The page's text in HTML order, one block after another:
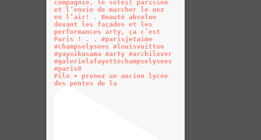
Pilo • prenez un ancien lycée
des pentes de la